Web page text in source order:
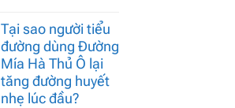
Tại sao người tiểu
đường dùng Đường
Mía Hà Thủ Ô lại
tăng đường huyết
nhẹ lúc đầu?